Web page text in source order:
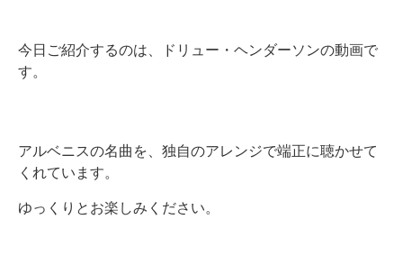
今日ご紹介するのは、ドリュー・ヘンダーソンの動画で
す。
アルベニスの名曲を、独自のアレンジで端正に聴かせて
くれています。
ゆっくりとお楽しみください。